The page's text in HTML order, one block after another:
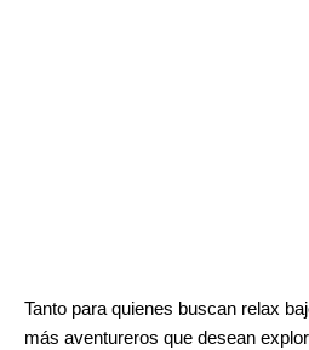
Tanto para quienes buscan relax
más aventureros que desean